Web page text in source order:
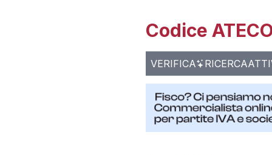
Codice
VERIFICA RICERCA